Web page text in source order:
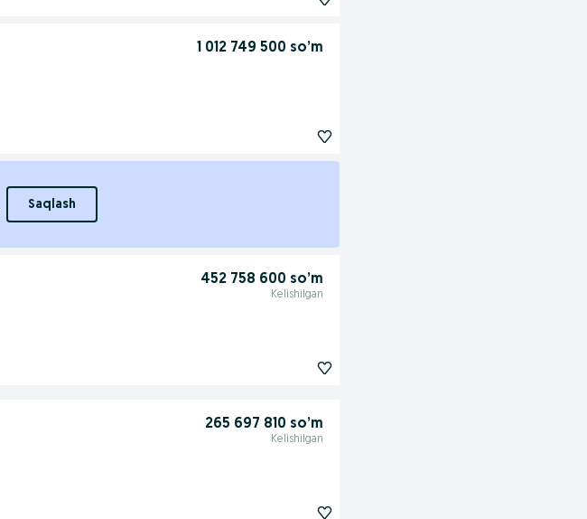
1 012 749 500 so’m
Saqlash
452 758 600 so’m
Kelishilgan
265 697 810 so’m
Kelishilgan